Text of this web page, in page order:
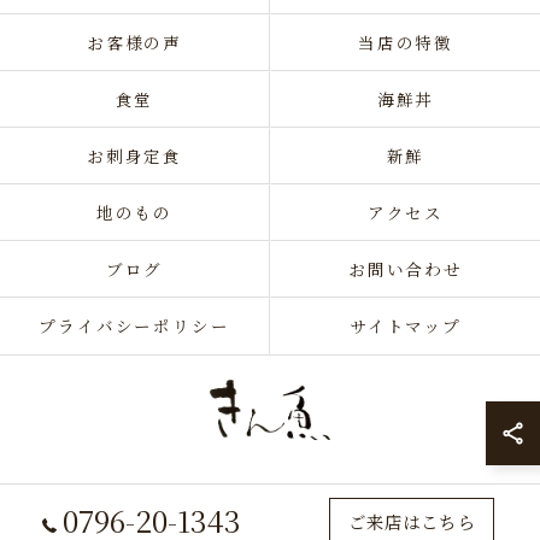
0796-20-1343 ご来店はこちら
お客様の声 当店の特徴
食堂 海鮮丼
お刺身定食 新鮮
地のもの アクセス
ブログ お問い合わせ
プライバシーポリシー サイトマップ
© 2026 兵庫県香美町の定食なら海岸通り前食堂 きん魚 ALL RIGHTS
RESERVED.